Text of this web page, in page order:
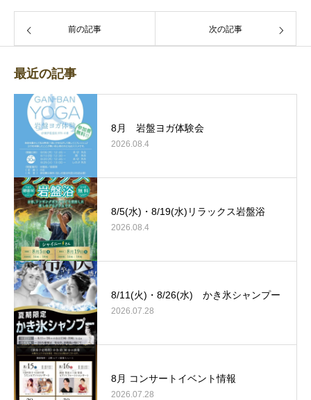
前の記事 次の記事
最近の記事
8月 岩盤ヨガ体験会
2026.08.4
8/5(水)・8/19(水)リラックス岩盤浴
2026.08.4
8/11(火)・8/26(水) かき氷シャンプー
2026.07.28
8月 コンサートイベント情報
2026.07.28